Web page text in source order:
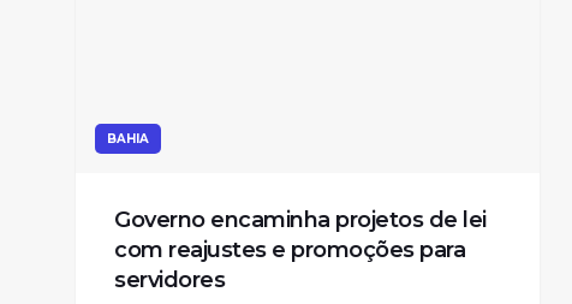
BAHIA
Governo encaminha projetos de lei
com reajustes e promoções para
servidores